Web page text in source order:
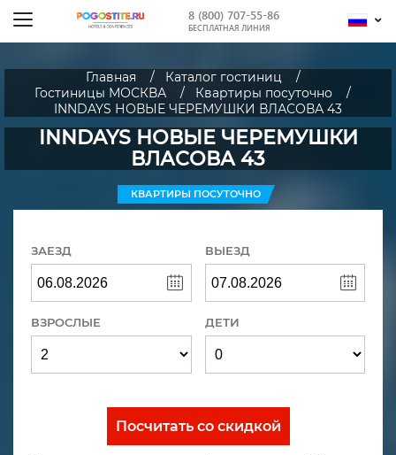
8 (800) 707-55-86
БЕСПЛАТНАЯ ЛИНИЯ
Главная
Каталог гостиниц
Гостиницы МОСКВА
Квартиры посуточно
INNDAYS НОВЫЕ ЧЕРЕМУШКИ ВЛАСОВА 43
INNDAYS НОВЫЕ ЧЕРЕМУШКИ
ВЛАСОВА 43
КВАРТИРЫ ПОСУТОЧНО
ЗАЕЗД ВЫЕЗД
ВЗРОСЛЫЕ ДЕТИ
Посчитать со скидкой